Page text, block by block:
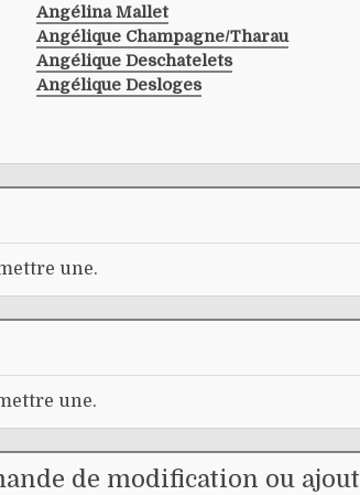
Angélina Mallet
Angélique Champagne/tharau
Angélique Deschatelets
Angélique Desloges
une.
une.
de modification ou ajout